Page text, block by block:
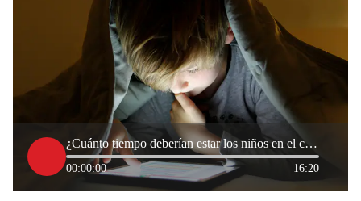
¿Cuánto tiempo deberían estar los niños en el celular o computador?, experta responde
00:00:00 16:20